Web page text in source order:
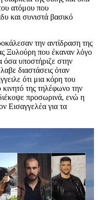
ατόμου που
και συνιστά βασικό
την αντίδραση της
Ξυλούρη που έκαναν λόγο
όσα υποστήριζε στην
διαστάσεις όταν
ότι μια κόρη του
της τηλέφωνο την
προσωρινά, ενώ η
Εισαγγελέα για τα